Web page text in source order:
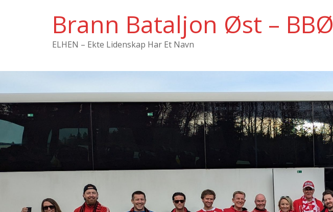
Brann Bataljon Øst – BBØ
ELHEN – Ekte Lidenskap Har Et Navn